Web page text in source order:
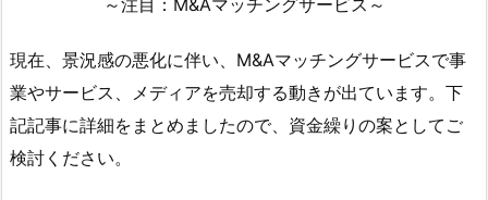
～注目：M&Aマッチングサービス～
現在、景況感の悪化に伴い、M&Aマッチングサービスで事
業やサービス、メディアを売却する動きが出ています。下
記記事に詳細をまとめましたので、資金繰りの案としてご
検討ください。